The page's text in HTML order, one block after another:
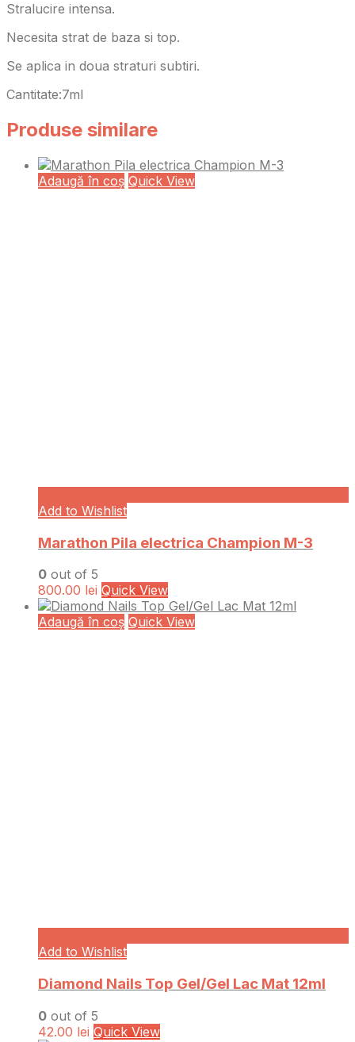
Stralucire intensa.
Necesita strat de baza si top.
Se aplica in doua straturi subtiri.
Cantitate:7ml
Produse similare
Adaugă în coș Quick View
Add to Wishlist
Marathon Pila electrica Champion M-3
0 out of 5
800.00 lei Quick View
Adaugă în coș Quick View
Add to Wishlist
Diamond Nails Top Gel/Gel Lac Mat 12ml
0 out of 5
42.00 lei Quick View